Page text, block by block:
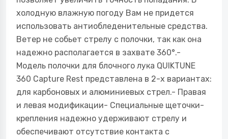
холодную влажную погоду Вам не придется
использовать антиобледенительные средства.
Ветер не собьет стрелу с полочки, так как она
надежно располагается в захвате 360°.-
Модель полочки для блочного лука QUIKTUNE
360 Capture Rest представлена в 2-х вариантах:
для карбоновых и алюминиевых стрел.- Правая
и левая модификации- Специальные щеточки-
крепления надежно удерживают стрелу и
обеспечивают отсутствие контакта с